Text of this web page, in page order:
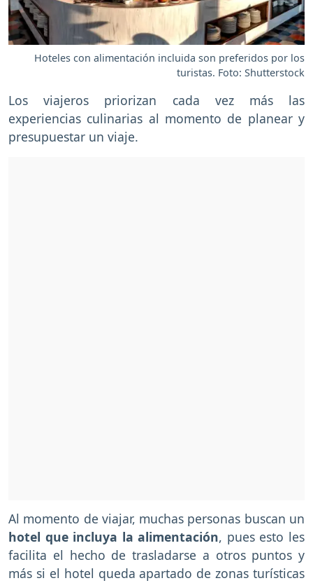
Hoteles con alimentación incluida son preferidos por los
turistas. Foto: Shutterstock
Los viajeros priorizan cada vez más las
experiencias culinarias al momento de planear y
presupuestar un viaje.
Al momento de viajar, muchas personas buscan un
hotel que incluya la alimentación, pues esto les
facilita el hecho de trasladarse a otros puntos y
más si el hotel queda apartado de zonas turísticas